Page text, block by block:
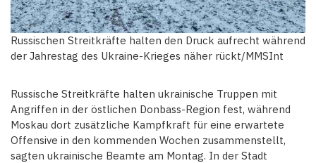
Russischen Streitkräfte halten den Druck aufrecht während
der Jahrestag des Ukraine-Krieges näher rückt/MMSInt
Russische Streitkräfte halten ukrainische Truppen mit
Angriffen in der östlichen Donbass-Region fest, während
Moskau dort zusätzliche Kampfkraft für eine erwartete
Offensive in den kommenden Wochen zusammenstellt,
sagten ukrainische Beamte am Montag. In der Stadt